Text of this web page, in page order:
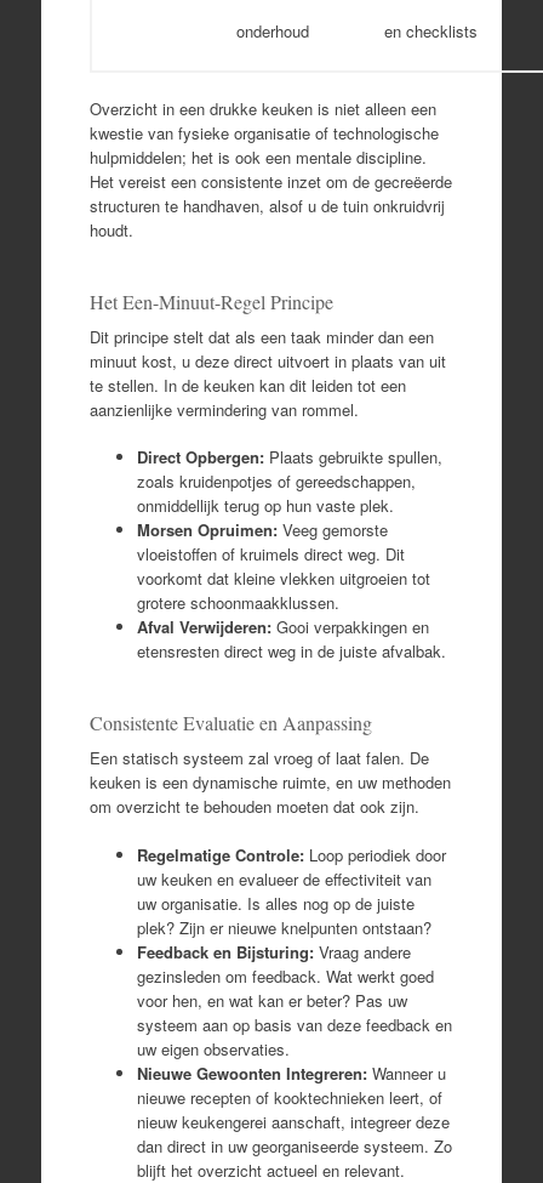
onderhoud en checklists
Overzicht in een drukke keuken is niet alleen een
kwestie van fysieke organisatie of technologische
hulpmiddelen; het is ook een mentale discipline.
Het vereist een consistente inzet om de gecreëerde
structuren te handhaven, alsof u de tuin onkruidvrij
houdt.
Het Een-Minuut-Regel Principe
Dit principe stelt dat als een taak minder dan een
minuut kost, u deze direct uitvoert in plaats van uit
te stellen. In de keuken kan dit leiden tot een
aanzienlijke vermindering van rommel.
Direct Opbergen:Plaats gebruikte spullen,
zoals kruidenpotjes of gereedschappen,
onmiddellijk terug op hun vaste plek.
Morsen Opruimen:Veeg gemorste
vloeistoffen of kruimels direct weg. Dit
voorkomt dat kleine vlekken uitgroeien tot
grotere schoonmaakklussen.
Afval Verwijderen:Gooi verpakkingen en
etensresten direct weg in de juiste afvalbak.
Consistente Evaluatie en Aanpassing
Een statisch systeem zal vroeg of laat falen. De
keuken is een dynamische ruimte, en uw methoden
om overzicht te behouden moeten dat ook zijn.
Regelmatige Controle:Loop periodiek door
uw keuken en evalueer de effectiviteit van
uw organisatie. Is alles nog op de juiste
plek? Zijn er nieuwe knelpunten ontstaan?
Feedback en Bijsturing:Vraag andere
gezinsleden om feedback. Wat werkt goed
voor hen, en wat kan er beter? Pas uw
systeem aan op basis van deze feedback en
uw eigen observaties.
Nieuwe Gewoonten Integreren:Wanneer u
nieuwe recepten of kooktechnieken leert, of
nieuw keukengerei aanschaft, integreer deze
dan direct in uw georganiseerde systeem. Zo
blijft het overzicht actueel en relevant.